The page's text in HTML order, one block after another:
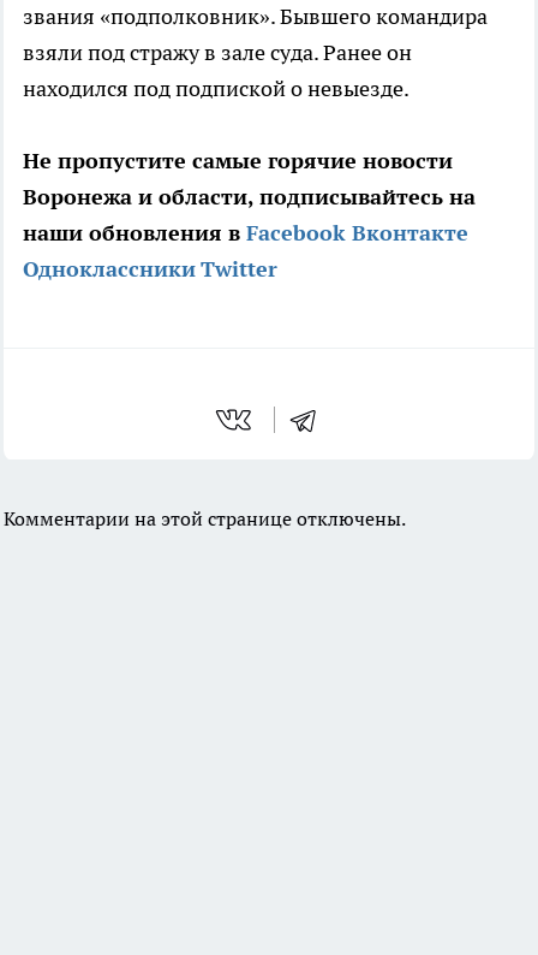
звания «подполковник». Бывшего командира
взяли под стражу в зале суда. Ранее он
находился под подпиской о невыезде.
Не пропустите самые горячие новости
Воронежа и области, подписывайтесь на
наши обновления в Facebook Вконтакте
ОдноклассникиTwitter
Комментарии на этой странице отключены.